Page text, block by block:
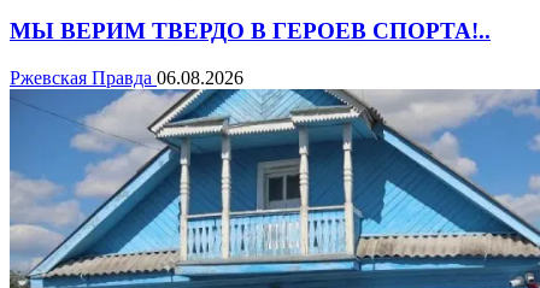
МЫ ВЕРИМ ТВЕРДО В ГЕРОЕВ СПОРТА!..
Ржевская Правда 06.08.2026